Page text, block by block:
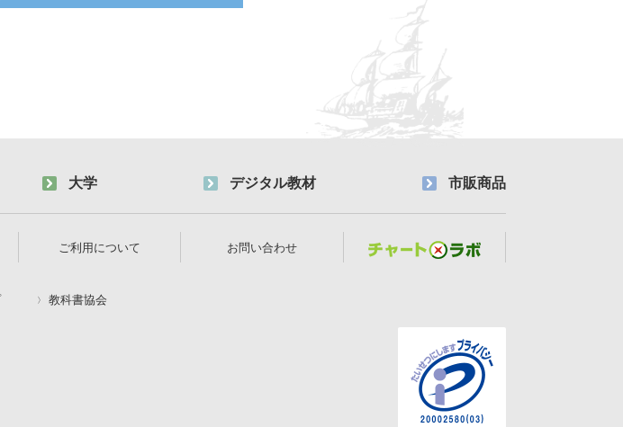
大学 デジタル教材 市販商品
ご利用について お問い合わせ
教科書協会